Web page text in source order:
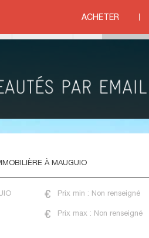
ACHETER
NEUF MAUGUIO
À MAUGUIO
Prix min : Non renseigné
Prix max : Non renseigné